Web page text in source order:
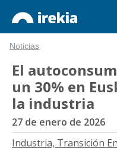
Noticias
El
un 30% en
la industria
27 de enero de 2026
Industria, Transición